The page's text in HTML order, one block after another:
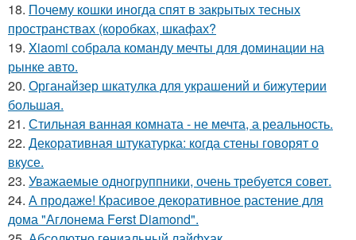
18. Почему кошки иногда спят в закрытых тесных
пространствах (коробках, шкафах?
19. Xiaomi собрала команду мечты для доминации на
рынке авто.
20. Органайзер шкатулка для украшений и бижутерии
большая.
21. Стильная ванная комната - не мечта, а реальность.
22. Декоративная штукатурка: когда стены говорят о
вкусе.
23. Уважаемые одногруппники, очень требуется совет.
24. А продаже! Красивое декоративное растение для
дома "Аглонема Ferst Diamond".